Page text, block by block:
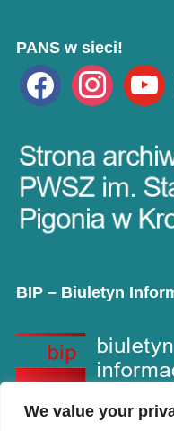
We value your
PANS w sieci!
facebook instagramyoutube
BIP – Biuletyn